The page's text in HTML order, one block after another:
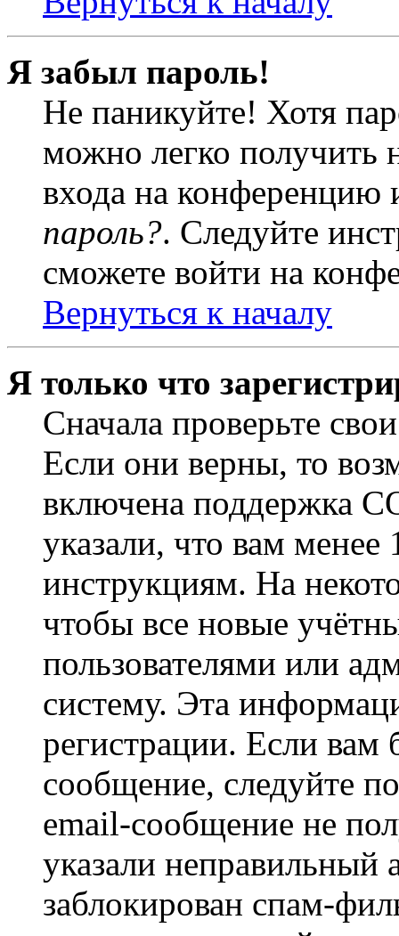
Я забыл пароль!
Не паникуйте! Хотя
можно легко получить
входа на
пароль?. Следуйте
сможете войти на
Вернуться к началу
Я только что
Сначала проверьте
Если они верны, то
включена поддержка
указали, что вам
инструкциям. На
чтобы все новые
пользователями или
систему. Эта
регистрации. Если
сообщение, следуйте
email-сообщение не
указали неправильный
заблокирован спам-